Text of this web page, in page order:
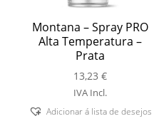
Montana – Spray PRO
Alta Temperatura –
Prata
13,23€
IVA Incl.
Adicionar á lista de desejos